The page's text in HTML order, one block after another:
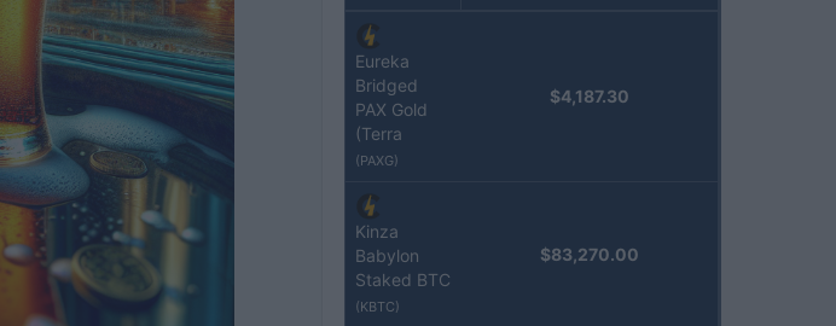
Eureka
Bridged
PAX Gold
(Terra
(PAXG)
$4,187.30
Kinza
Babylon
Staked BTC
(KBTC)
$83,270.00